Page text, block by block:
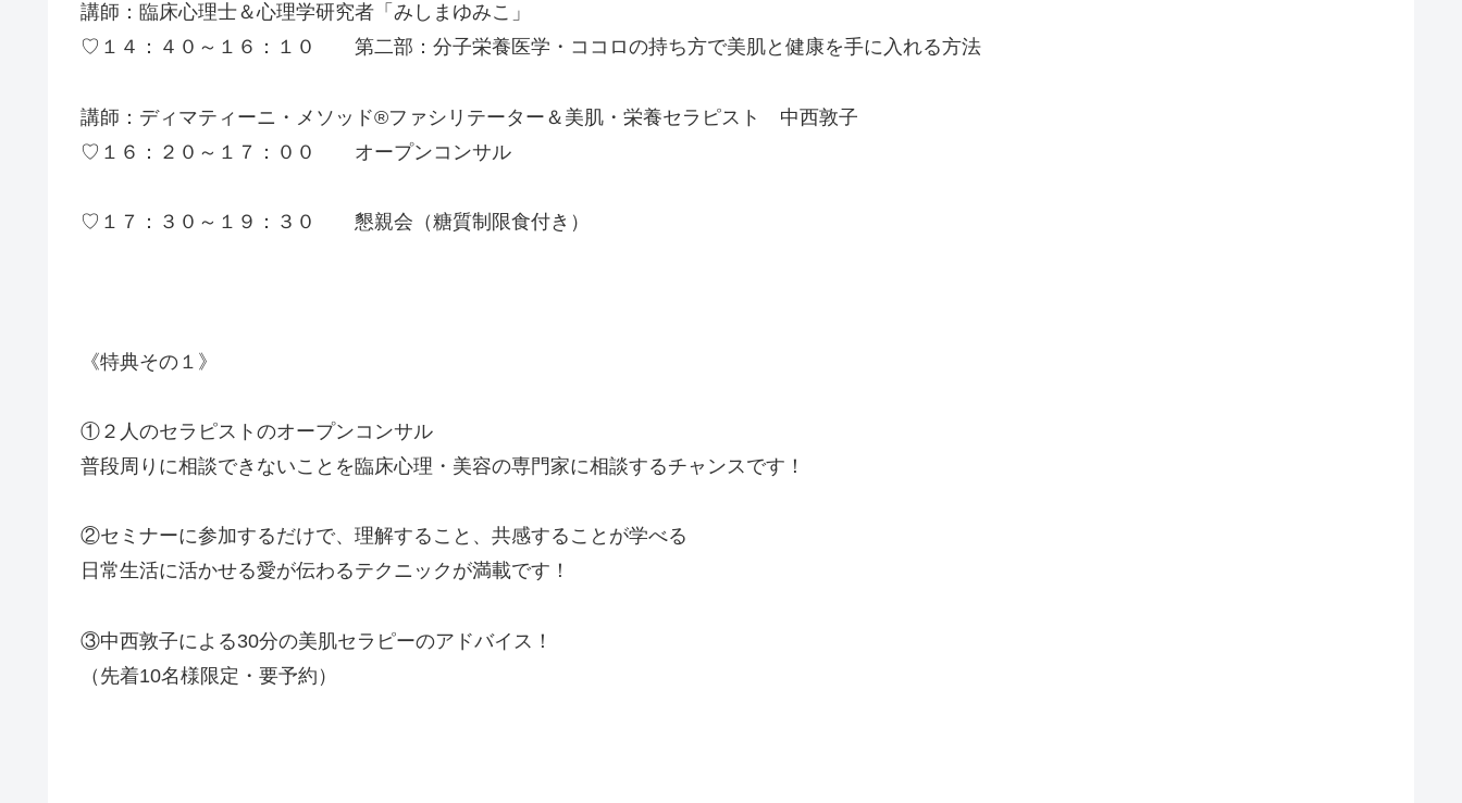
講師：臨床心理士＆心理学研究者「みしまゆみこ」
♡１４：４０～１６：１０ 第二部：分子栄養医学・ココロの持ち方で美肌と健康を手に入れる方法
講師：ディマティーニ・メソッド®ファシリテーター＆ 美肌・栄養セラピスト 中西敦子
♡１６：２０～１７：００ オープンコンサル
♡１７：３０～１９：３０ 懇親会（糖質制限食付き）
《特典その１》
①２人のセラピストのオープンコンサル
普段周りに相談できないことを臨床心理・美容の専門家に相談するチャンスです！
②セミナーに参加するだけで、理解すること、共感するこ とが学べる
日常生活に活かせる愛が伝わるテクニックが満載です！
③中西敦子による30分の美肌セラピーのアドバイス！
（先着10名様限定・要予約）